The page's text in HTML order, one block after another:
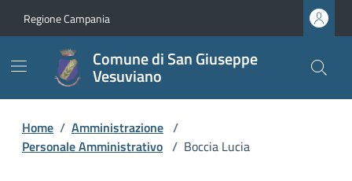
Regione Campania
Comune di San Giuseppe
Vesuviano
Home / Amministrazione /
Personale Amministrativo / Boccia Lucia